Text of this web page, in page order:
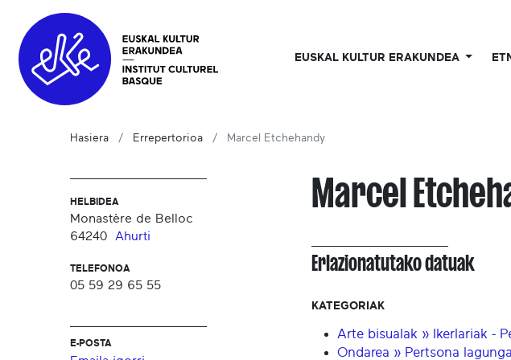
EUSKAL KULTUR ERAKUNDEA
Hasiera Errepertorioa Marcel Etchehandy
HELBIDEA
Monastère de Belloc
64240
Ahurti
TELEFONOA
05 59 29 65 55
E-POSTA
Marcel
Erlazionatutako datuak
KATEGORIAK
Arte bisualak » Ikerlariak -
Ondarea » Pertsona